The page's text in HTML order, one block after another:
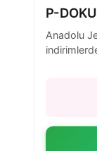
P-
Anadolu